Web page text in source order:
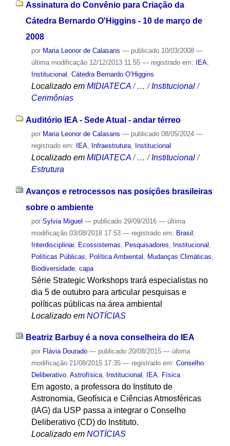
Assinatura do Convênio para Criação da
Cátedra Bernardo O'Higgins - 10 de março de
2008
por Maria Leonor de Calasans — publicado10/03/2008 —
última modificação12/12/2013 11:55 — registrado em: IEA,
Institucional , Cátedra Bernardo O’Higgins
Localizado em MIDIATECA /…/Institucional /
Cerimônias
Auditório IEA - Sede Atual - andar térreo
por Maria Leonor de Calasans — publicado08/05/2024 —
registrado em:
IEA, Infraestrutura, Institucional
Localizado em MIDIATECA /…/Institucional /
Estrutura
Avanços e retrocessos nas posições brasileiras
sobre o ambiente
por Sylvia Miguel — publicado29/09/2016 — última
modificação03/08/2018 17:53 — registrado em: Brasil
Interdisciplinar, Ecossistemas Pesquisadores Institucional
Políticas Públicas
Política Ambiental Mudanças Climáticas
Biodiversidade, capa
Série Strategic Workshops trará especialistas no
dia 5 de outubro para articular pesquisas e
políticas públicas na área ambiental
Localizado em NOTÍCIAS
Beatriz Barbuy é a nova conselheira do IEA
por Flávia Dourado — publicado20/08/2015 — última
modificação21/08/2015 17:35 — registrado em: Conselho
Deliberativo, Astrofísica, Institucional , IEA, Física
Em agosto, a professora do Instituto de
Astronomia, Geofísica e Ciências Atmosféricas
(IAG) da USP passa a integrar o Conselho
Deliberativo (CD) do Instituto.
Localizado em NOTÍCIAS